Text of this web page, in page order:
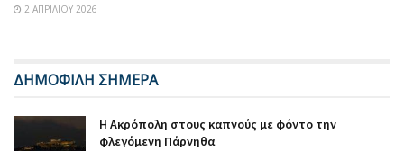
2 ΑΠΡΙΛΊΟΥ 2026
ΔΗΜΟΦΙΛΗ ΣΗΜΕΡΑ
Η Ακρόπολη στους καπνούς με φόντο την
φλεγόμενη Πάρνηθα